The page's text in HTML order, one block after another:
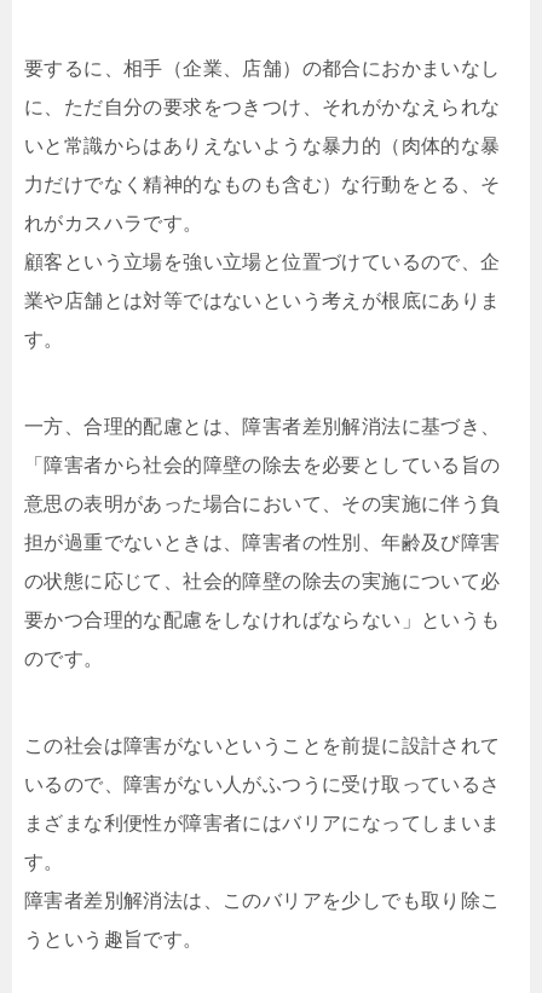
要するに、相手（企業、店舗）の都合におかまいなし
に、ただ自分の要求をつきつけ、それがかなえられな
いと常識からはありえないような暴力的（肉体的な暴
力だけでなく精神的なものも含む）な行動をとる、そ
れがカスハラです。
顧客という立場を強い立場と位置づけているので、企
業や店舗とは対等ではないという考えが根底にありま
す。
一方、合理的配慮とは、障害者差別解消法に基づき、
「障害者から社会的障壁の除去を必要としている旨の
意思の表明があった場合において、その実施に伴う負
担が過重でないときは、障害者の性別、年齢及び障害
の状態に応じて、社会的障壁の除去の実施について必
要かつ合理的な配慮をしなければならない」というも
のです。
この社会は障害がないということを前提に設計されて
いるので、障害がない人がふつうに受け取っているさ
まざまな利便性が障害者にはバリアになってしまいま
す。
障害者差別解消法は、このバリアを少しでも取り除こ
うという趣旨です。